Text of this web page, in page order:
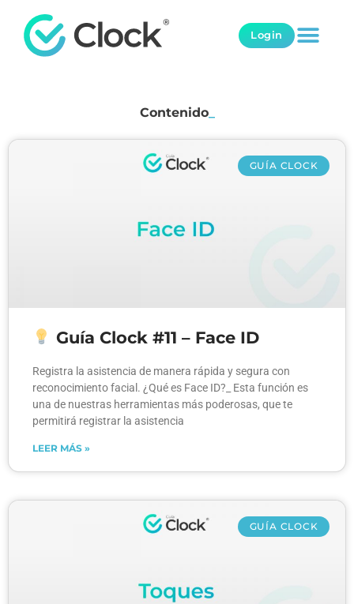
Login
Contenido_
GUÍA CLOCK
Guía Clock #11 – Face ID
Registra la asistencia de manera rápida y segura con
reconocimiento facial. ¿Qué es Face ID?_ Esta función es
una de nuestras herramientas más poderosas, que te
permitirá registrar la asistencia
LEER MÁS »
GUÍA CLOCK